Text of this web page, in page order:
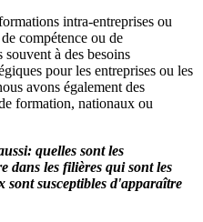
intra-entreprises ou
compétence ou de
à des besoins
pour les entreprises ou les
avons également des
formation, nationaux ou
quelles sont les
dans les filières qui sont les
sont susceptibles d'apparaître